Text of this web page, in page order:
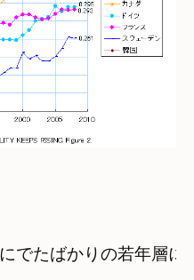
でたばかりの若年層に